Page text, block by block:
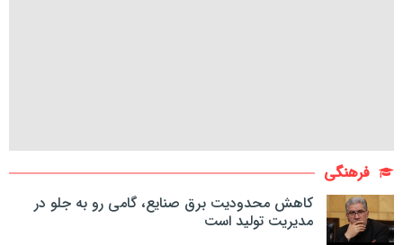
فرهنگی
کاهش محدودیت برق صنایع، گامی رو به جلو در
مدیریت تولید است